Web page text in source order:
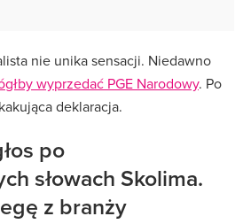
nie unika sensacji. Niedawno
wyprzedać PGE Narodowy. Po
deklaracja.
po
słowach Skolima.
z branży